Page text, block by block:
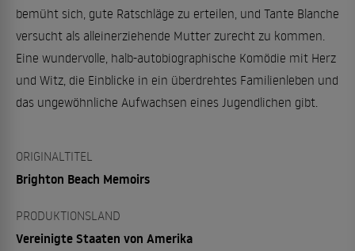
bemüht sich, gute Ratschläge zu erteilen, und Tante Blanche
versucht als alleinerziehende Mutter zurecht zu kommen.
Eine wundervolle, halb-autobiographische Komödie mit Herz
und Witz, die Einblicke in ein überdrehtes Familienleben und
das ungewöhnliche Aufwachsen eines Jugendlichen gibt.
ORIGINALTITEL
Brighton Beach Memoirs
PRODUKTIONSLAND
Vereinigte Staaten von Amerika